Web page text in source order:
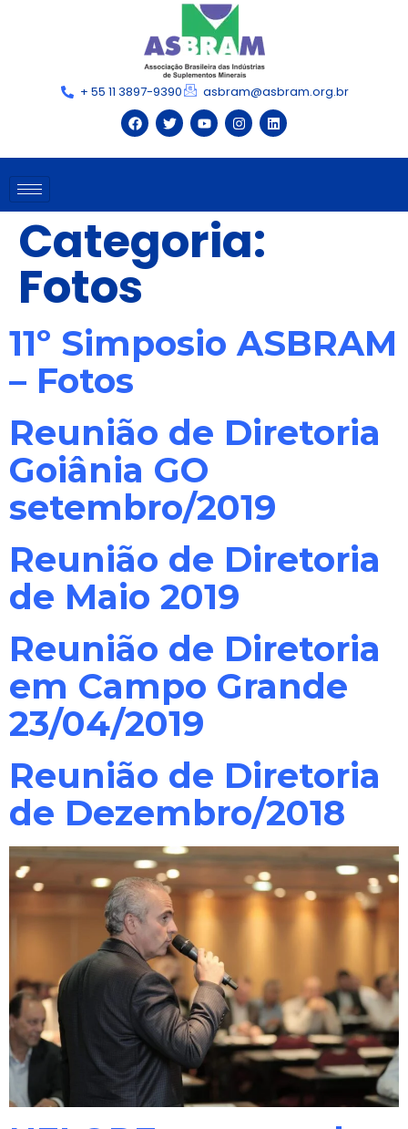
+ 55 11 3897-9390 asbram@asbram.org.br
Categoria:
Fotos
11º Simposio ASBRAM
– Fotos
Reunião de Diretoria
Goiânia GO
setembro/2019
Reunião de Diretoria
de Maio 2019
Reunião de Diretoria
em Campo Grande
23/04/2019
Reunião de Diretoria
de Dezembro/2018